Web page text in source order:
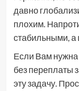
давно
плохим.
стабильными, а
Если Вам нужна
без переплаты
эту задачу.